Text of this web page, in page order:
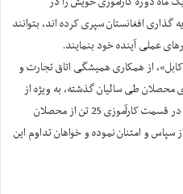
افغانستان سپری کرده اند، بتوانند
عملی آینده خود بنمایند.
از همکاری همیشگی اتاق تجارت و
محصلان طی سالیان گذشته، به ویژه از
همکاری خوب دیپارتمنت های مختلف اتاق در قسمت کارآموزی 25 تن از محصلان
و امتنان نموده و خواهان تداوم این